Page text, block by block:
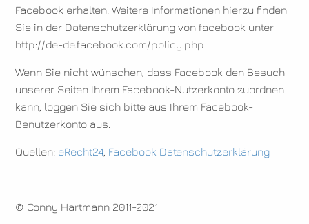
Facebook erhalten. Weitere Informationen hierzu finden
Sie in der Datenschutzerklärung von facebook unter
http://de-de.facebook.com/policy.php
Wenn Sie nicht wünschen, dass Facebook den Besuch
unserer Seiten Ihrem Facebook-Nutzerkonto zuordnen
kann, loggen Sie sich bitte aus Ihrem Facebook-
Benutzerkonto aus.
Quellen: eRecht24 Facebook Datenschutzerklärung
© Conny Hartmann 2011-2021